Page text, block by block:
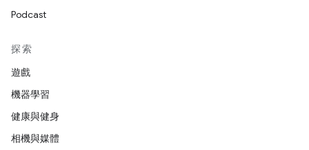
Podcast
探索
遊戲
機器學習
健康與健身
相機與媒體